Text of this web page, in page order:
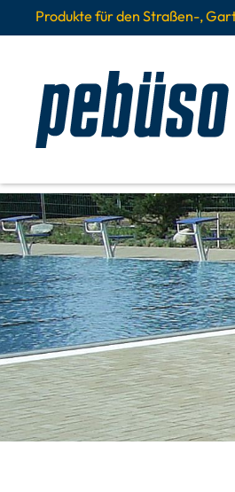
Produkte für den Straßen-,